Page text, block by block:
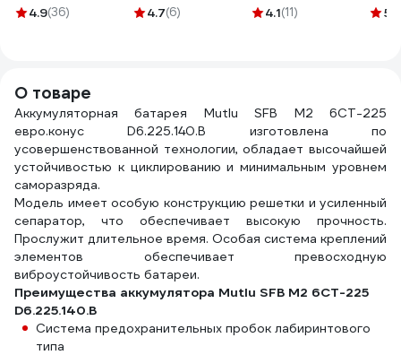
(12 В, 2/4/6/8/10/15
4.9(36)
наконечник-
4.7(6)
многожильный
4.1(11) 5
О товаре
Аккумуляторная батарея Mutlu SFB M2 6СТ-225
евро.конус D6.225.140.B изготовлена по
усовершенствованной технологии, обладает высочайшей
устойчивостью к циклированию и минимальным уровнем
саморазряда.
Модель имеет особую конструкцию решетки и усиленный
сепаратор, что обеспечивает высокую прочность.
Прослужит длительное время. Особая система креплений
элементов обеспечивает превосходную
виброустойчивость батареи.
Преимущества аккумулятора Mutlu SFB M2 6СТ-225
D6.225.140.B
Система предохранительных пробок лабиринтового
типа